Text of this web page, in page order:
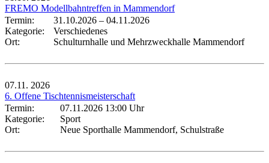
FREMO Modellbahntreffen in Mammendorf
Termin:
31.10.2026 – 04.11.2026
Kategorie:
Verschiedenes
Ort:
Schulturnhalle und Mehrzweckhalle Mammendorf
07.11. 2026
6. Offene Tischtennismeisterschaft
Termin:
07.11.2026 13:00 Uhr
Kategorie:
Sport
Ort:
Neue Sporthalle Mammendorf, Schulstraße